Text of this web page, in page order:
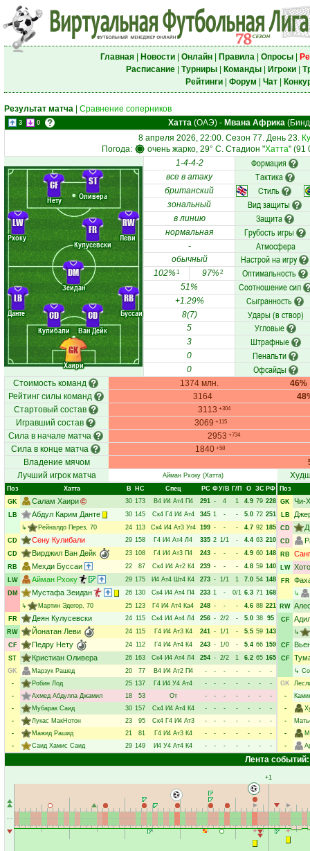
Главная| Новости| Онлайн| Правила| Опросы|
Расписание| Турниры| Команды| Игроки|
Рейтинги| Форум Чат|
Результат матча Сравнение соперников
3 0 Хатта(ОАЭ)- Мвана Африка
8 апреля 2026, 22:00. Сезон 77. День 23.
Погода:
очень жарко, 29° C. Стадион "Хатта" (91
Хаири
Данте
Кулибали
Ван Дейк
Буссаи
Рхоку
Зеидан
Кулусевски
Леви
Нету Оливера
GK
LB
CD
CD
RB
LW
DM
FR
RW
CF ST
1-4-4-2 Формация
все в атаку Тактика
британский Стиль
зональный Вид защиты
в линию Защита
нормальная Грубость игры
- Атмосфера
обычный Настрой на игру
102%1 97%2 Оптимальность
51% Соотношение сил
+1.29% Сыгранность
8(7) Удары (в створ)
5 Угловые
3 Штрафные
0 Пенальти
0 Офсайды
Стоимость команд 1374 млн.
46%
Рейтинг силы команд
3164
Стартовый состав
3113 +304
Игравший состав 3069 +115
Сила в начале матча 2953 +734
Сила в конце матча 1840 +58
Владение мячом
Лучший игрок матча
Айман Рхоку (Хатта)
Поз Хатта В НC Спец РC ФУ/В Г/П О ЗС РФ
GK
Салам Хаири 30 173 В4 И4 Ат4 П4 291 - 4 1 4.9 79 228
LB
Абдул Карим Данте 30 145 Ск4 Г4 И4 Ат4 345 1 - - 5.0 72 251
↳
Рейналдо Перез, 70 24 113 Ск4 И4 Ат3 Уг4 199 - - - 4.7 92 185
CD
Сену Кулибали 29 158 Г4 И4 Ат4 Л4 335 2 1/1 - 4.4 63 210
CD
Вирджил Ван Дейк 23 108 Г4 И4 Ат3 П4 243 - - - 4.9 60 148
RB
Мехди Буссаи 22 87 Ск4 И4 Ат2 К4 239 - - - 4.8 59 140
LW
Айман Рхоку 29 175 И4 Ат4 Шт4 К4 273 - 1/1 1 7.0 54 148
DM
Мустафа Зеидан 26 130 Ск4 И4 Ат4 П4 233 1 - 0/1 6.3 71 168
↳
Мартин Эдегор, 70 25 123 Г4 И4 Ат4 Ка4 248 - - - 4.6 88 221
FR
Деян Кулусевски 24 115 Ск4 И4 Ат4 Л4 256 - 2/2 - 5.0 38 95
RW
Йонатан Леви 24 115 Г4 И4 Ат3 К4 241 - 1/1 - 5.5 59 143
CF
Педру Нету 24 112 Г4 И4 Ат4 К4 243 - 1/0 - 5.4 66 159
ST
Кристиан Оливера 26 163 Ск4 И4 Ат4 Л4 254 - 2/2 1 6.2 65 165
GK
Марзук Рашед 20 77 В4 И4 Ат2 П4 - - - - - -
-
-
Робин Лод 25 137 Г4 И4 У4 Ат4 - - - - - -
-
-
Ахмед Абдулла Джамил 18 53 От - - - - - -
-
-
Мубарак Саид 30 157 Ск4 И4 Ат4 К4 - - - - - -
-
-
Лукас МакНотон 23 95 Ск4 Г4 И4 Ат3 - - - - - -
-
-
Мажид Рашид 21 81 Г4 И4 Ат3 К4 - - - - - -
-
-
Саид Хамис Саид 29 149 И4 У4 Ат4 К4 - - - - - - -
Поз
GK Чи-
LB
CD
CD
RB
LW
FR
↳
RW
CF
↳
CF
CF
↳
GK
-
-
-
-
-
Лента событий:
+1